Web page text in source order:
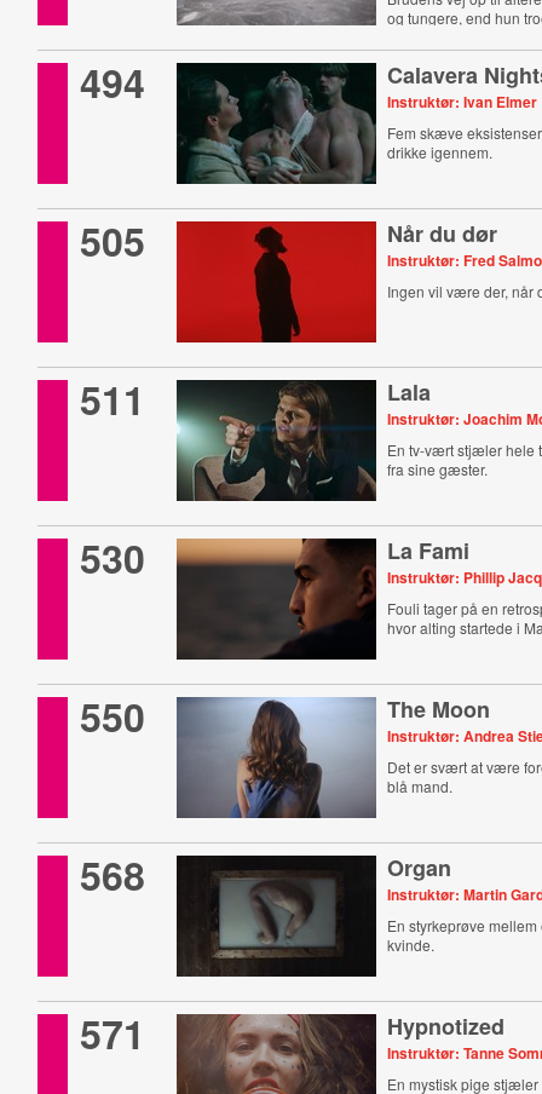
og tungere, end hun
494 Calavera
Instruktør: Ivan Elmer
Fem skæve
drikke igennem.
505 Når du dør
Instruktør: Fred
Ingen vil være der, når
511 Lala
Instruktør: Joachim
En tv-vært stjæler hele
fra sine gæster.
530 La Fami
Instruktør: Phillip
Fouli tager på en
hvor alting startede i
550 The Moon
Instruktør: Andrea
Det er svært at være
blå mand.
568 Organ
Instruktør: Martin
En styrkeprøve
kvinde.
571 Hypnotized
Instruktør: Tanne
En mystisk pige stjæler